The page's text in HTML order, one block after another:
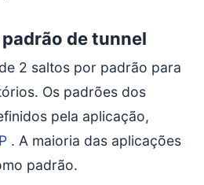
de tunnel
2 saltos por padrão para
Os padrões dos
pela aplicação,
. A maioria das aplicações
padrão.